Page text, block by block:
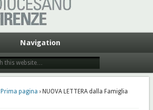
Navigation
Prima pagina › NUOVA LETTERA dalla Famiglia